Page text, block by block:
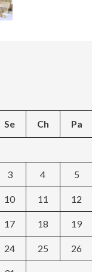
Se Ch Pa
3 4 5
10 11 12
17 18 19
24 25 26